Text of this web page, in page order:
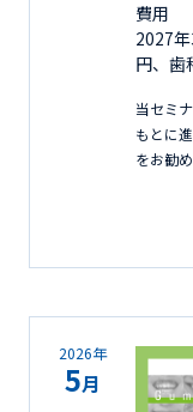
費用
2027
円、歯
当セミ
もとに
をお勧
2026年
5月